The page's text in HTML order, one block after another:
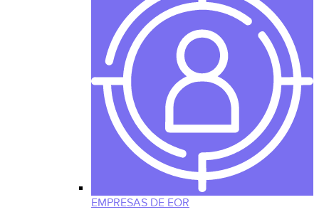
EMPRESAS DE EOR